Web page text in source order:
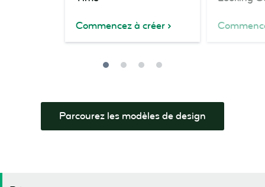
design
Time
Commencez à créer
design
Good
Parcourez les modèles de design